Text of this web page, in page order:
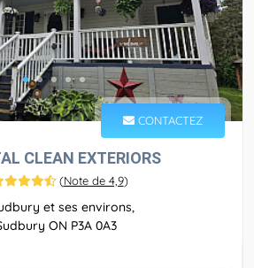
CONTACTEZ
CLEAN EXTERIORS
(Note de 4,9)
et ses environs,
ON P3A 0A3